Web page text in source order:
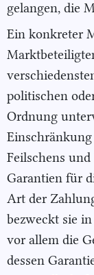
gelangen, die
Ein konkreter
politischen
Ordnung
Feilschens
Garantien für
Art der
bezweckt sie
vor allem die
dessen